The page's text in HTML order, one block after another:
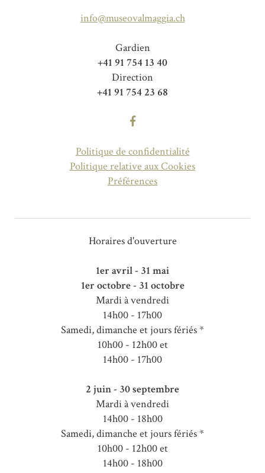
info@museovalmaggia.ch
Gardien
+41 91 754 13 40
Direction
+41 91 754 23 68
Politique de confidentialité
Politique relative aux Cookies
Préférences
Horaires d'ouverture
1er avril - 31 mai
1er octobre - 31 octobre
Mardi à vendredi
14h00 - 17h00
Samedi, dimanche et jours fériés *
10h00 - 12h00 et
14h00 - 17h00
2 juin - 30 septembre
Mardi à vendredi
14h00 - 18h00
Samedi, dimanche et jours fériés *
10h00 - 12h00 et
14h00 - 18h00